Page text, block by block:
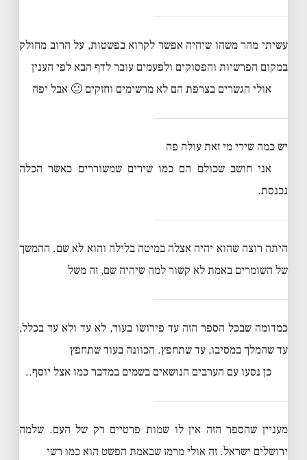
עשיתי מהר משהו שיהיה אפשר לקרוא בפשטות, על הרוב מחולק
במקום הפרשיות והפסוקים ולפעמים עובר לדף הבא לפי הענין
אולי הגשרים בצרפת הם לא מרשימים וחזקים 🙂 אבל יפה
יש כמה שירי מי זאת עולה פה
אני חושב שכולם הם כמו שירים שמשוררים כאשר הכלה
נכנסת.
היתה רוצה שהוא יהיה אצלה במיטה בלילה והוא לא שם. ההמשך
של השומרים באמת לא קשור למה שיהיה שם, זה משל
כמדומה שבכל הספר הזה עד פירושו בעוד, לא עד ולא עד בכלל,
עד שהמלך במסיבו, עד שתחפץ. הכוונה בעוד שתחפץ
כן נסעו עם הערבים הנושאים בשמים במדבר כמו אצל יוסף..
מעניין שהספר הזה אין לו שמות פרטיים רק של העם. שלמה
ירושלים ישראל. זה אולי מרמז שבאמת הפשט הוא כמו רשי